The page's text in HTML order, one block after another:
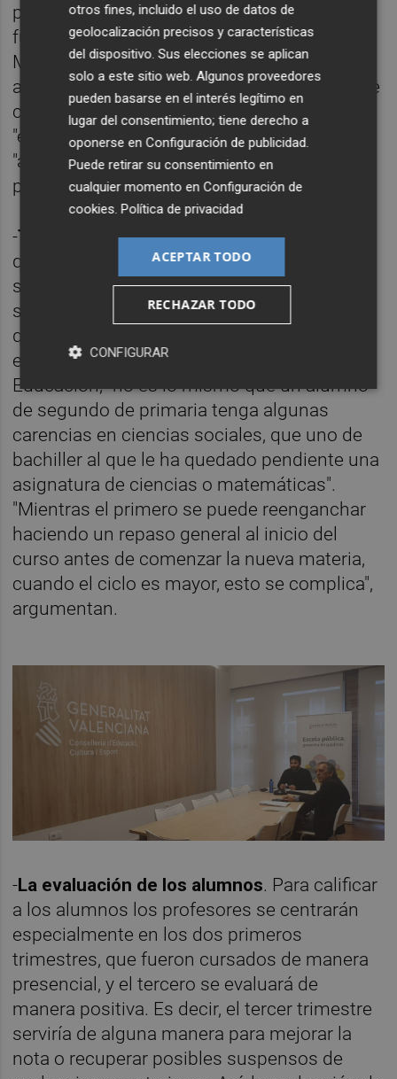
particularmente a cada uno de ellos en
función de sus expedientes. Ahora bien, el
Ministerio de Educación y las comunidades
autónomas sí acordaron que la repetición de
curso deberá aplicarse en casos
"excepcionales" y tendrá que estar
"argumentada y acompañada de un plan
preciso de recuperación".
-Temario pendiente.La materia que haya
quedado pendiente de impartir o no hayan
sido superada se abordará en el curso
siguiente. Ahora bien, deberá estudiarse de
qué manera introducirlo en cada etapa
educativa. Esto es porque, explican desde
Educación, "no es lo mismo que un alumno
de segundo de primaria tenga algunas
carencias en ciencias sociales, que uno de
bachiller al que le ha quedado pendiente una
asignatura de ciencias o matemáticas".
"Mientras el primero se puede reenganchar
haciendo un repaso general al inicio del
curso antes de comenzar la nueva materia,
cuando el ciclo es mayor, esto se complica",
argumentan.
-La evaluación de los alumnos. Para calificar
a los alumnos los profesores se centrarán
especialmente en los dos primeros
trimestres, que fueron cursados de manera
presencial, y el tercero se evaluará de
manera positiva. Es decir, el tercer trimestre
serviría de alguna manera para mejorar la
nota o recuperar posibles suspensos de
otros fines, incluido el uso de datos de
geolocalización precisos y características
del dispositivo. Sus elecciones se aplican
solo a este sitio web. Algunos proveedores
pueden basarse en el interés legítimo en
lugar del consentimiento; tiene derecho a
oponerse enConfiguración de publicidad
Puede retirar su consentimiento en
cualquier momento enConfiguración de
cookies .Política de privacidad
ACEPTAR TODO
RECHAZAR TODO
CONFIGURAR